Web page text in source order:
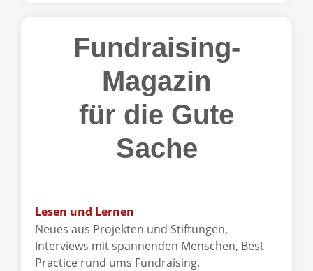
Fundraising-
Magazin
für die Gute
Sache
Lesen und Lernen
Neues aus Projekten und Stiftungen,
Interviews mit spannenden Menschen, Best
Practice rund ums Fundraising.